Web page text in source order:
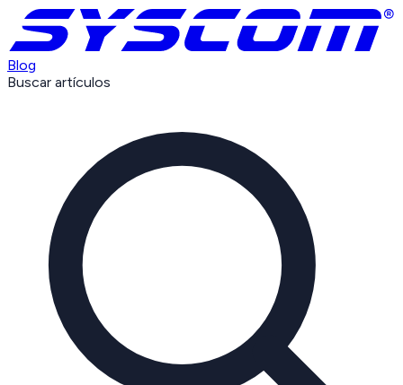
Blog
Buscar artículos